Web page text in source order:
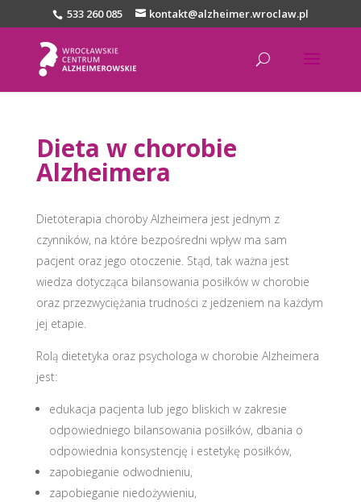
533 260 085 kontakt@alzheimer.wroclaw.pl
Dieta w chorobie
Alzheimera
Dietoterapia choroby Alzheimera jest jednym z
czynników, na które bezpośredni wpływ ma sam
pacjent oraz jego otoczenie. Stąd, tak ważna jest
wiedza dotycząca bilansowania posiłków w chorobie
oraz przezwyciężania trudności z jedzeniem na każdym
jej etapie.
Rolą dietetyka oraz psychologa w chorobie Alzheimera
jest:
edukacja pacjenta lub jego bliskich w zakresie
odpowiedniego bilansowania posiłków, dbania o
odpowiednia konsystencję i estetykę posiłków,
zapobieganie odwodnieniu,
zapobieganie niedożywieniu,